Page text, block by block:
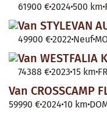
61900 €2024 500 km
Van STYLEVAN
49900 €2022 Neuf
Van WESTFALIA
74388 €2023 15 km
Van CROSSCAMP
59990 €2024 10 km